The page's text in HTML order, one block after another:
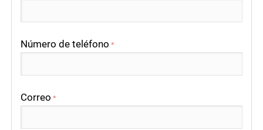
Número de teléfono *
Correo *